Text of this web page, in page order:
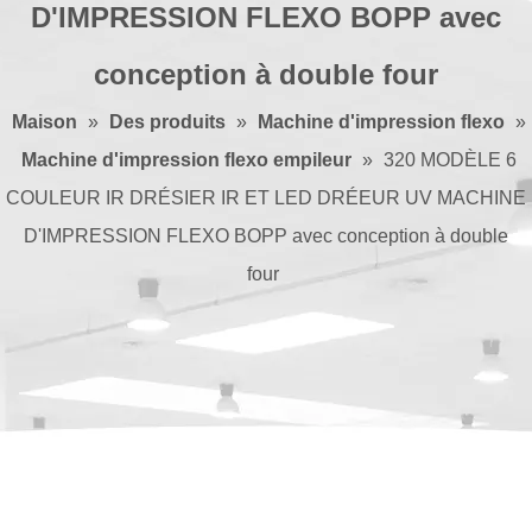
D'IMPRESSION FLEXO BOPP avec
conception à double four
Maison » Des produits » Machine d'impression flexo »
Machine d'impression flexo empileur » 320 MODÈLE 6
COULEUR IR DRÉSIER IR ET LED DRÉEUR UV MACHINE
D'IMPRESSION FLEXO BOPP avec conception à double
four